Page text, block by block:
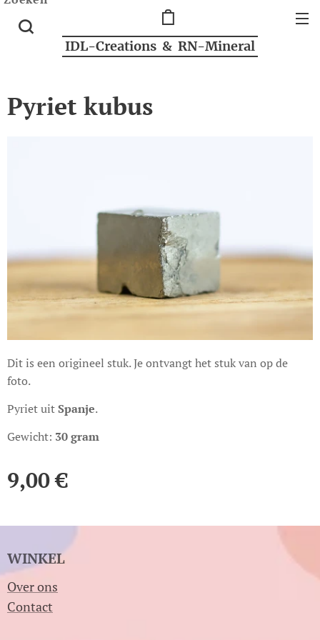
IDL-Creations & RN-Mineral
Pyriet kubus
Dit is een origineel stuk. Je ontvangt het stuk van op de
foto.
Pyriet uitSpanje.
Gewicht: 30 gram
9,00€
WINKEL
Over ons
Contact